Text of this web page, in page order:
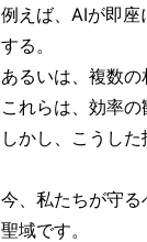
例えば、AIが即
する。
あるいは、複数の
これらは、効率の
しかし、こうし
今、私たちが守
聖域です。